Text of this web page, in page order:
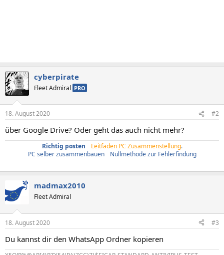
cyberpirate
Fleet Admiral PRO
18. August 2020 #2
über Google Drive? Oder geht das auch nicht mehr?
Richtig posten Leitfaden PC Zusammenstellung.
PC selber zusammenbauen
Nullmethode zur Fehlerfindung
madmax2010
Fleet Admiral
18. August 2020 #3
Du kannst dir den WhatsApp Ordner kopieren